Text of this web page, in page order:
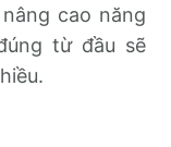
cao năng
từ đầu sẽ